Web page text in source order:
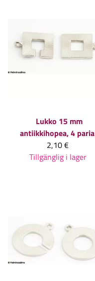
Lukko 15 mm
antiikkihopea, 4 paria
2,10 €
Tillgänglig i lager